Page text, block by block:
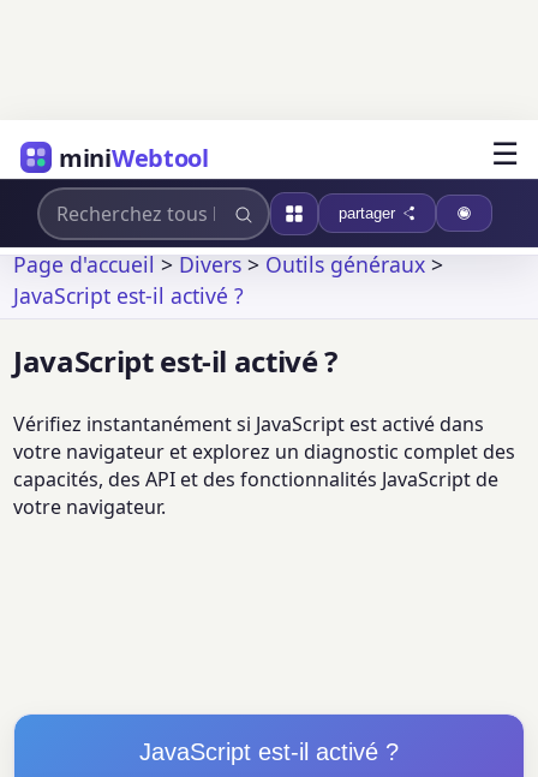
miniWebtool ☰
partager
Page d'accueil>Divers>Outils généraux>
JavaScript est-il activé ?
JavaScript est-il activé ?
Vérifiez instantanément si JavaScript est activé dans
votre navigateur et explorez un diagnostic complet des
capacités, des API et des fonctionnalités JavaScript de
votre navigateur.
JavaScript est-il activé ?